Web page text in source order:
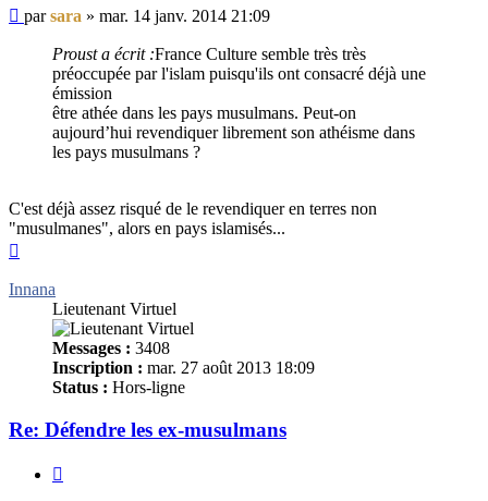
Message
non
parsara » mar. 14 janv. 2014 21:09
Proust a écrit :France Culture semble très très
préoccupée par l'islam puisqu'ils ont consacré déjà une
émission
être athée dans les pays musulmans. Peut-on
aujourd’hui revendiquer librement son athéisme dans
les pays musulmans ?
C'est déjà assez risqué de le revendiquer en terres non
"musulmanes", alors en pays islamisés...
Innana
Lieutenant Virtuel
Messages : 3408
Inscription : mar. 27 août 2013 18:09
Status : Hors-ligne
Re: Défendre les ex-musulmans